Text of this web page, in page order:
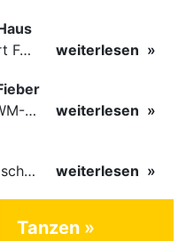
Am letzten Tag können sich die Besucher des Dance Sport Festivals erneut auf internationale Festivalatmosphäre freuen. Die knapp 1200 Aktiven vertreten mit Deutschland 43 Nationen. Mit Paaren aus 15…
weiterlesen
Nachdem schon am ersten Tag zumindest im Hansesaal WM-Stimmung vom Feinsten herrschte, werden am Samstag nicht nur Tänzerinnen und Tänzer der Junioren die Stimmung ordentlich anheizen. Es erwartet alle -…
weiterlesen
Was mit dem Dancing Superstar Festival begann, ist inzwischen mit dem Dance Sport Festival Bremen zu einer festen Institution geworden. Zum fünften Mal treffen sich Paare, Funktionäre und Gäste zu diesem…
weiterlesen
Tanzen